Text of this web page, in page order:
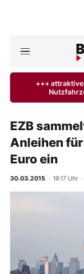
ktuelle
Finanz-Check
BO-
+++
EZB
Anleihen
Euro ein
30.03.2015 · 19:17 Uhr ·